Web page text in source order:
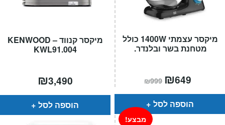
מיקסר קנווד – KENWOOD
KWL91.004
₪3,490
הוספה לסל
מיקסר עצמתי 1400W כולל
מטחנת בשר ובלנדר.
₪999 המחיר
המקורי
היה:
₪999.
₪649
הוא:
הוספה לסל
מבצע!